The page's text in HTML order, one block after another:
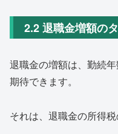
2.2 退職金増額の
退職金の増額は、勤続
期待できます。
それは、退職金の所得